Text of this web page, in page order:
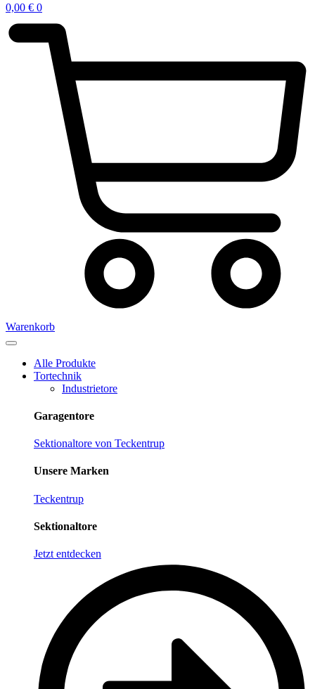
0,00 € 0
Warenkorb
Alle Produkte
Tortechnik
Industrietore
Garagentore
Sektionaltore von Teckentrup
Unsere Marken
Teckentrup
Sektionaltore
Jetzt entdecken